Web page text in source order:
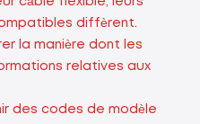
diffèrent.
la manière dont les
relatives aux
des codes de modèle